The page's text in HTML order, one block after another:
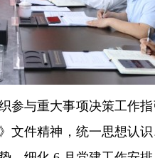
参与重大事项决策工作
件精神，统一思想认识